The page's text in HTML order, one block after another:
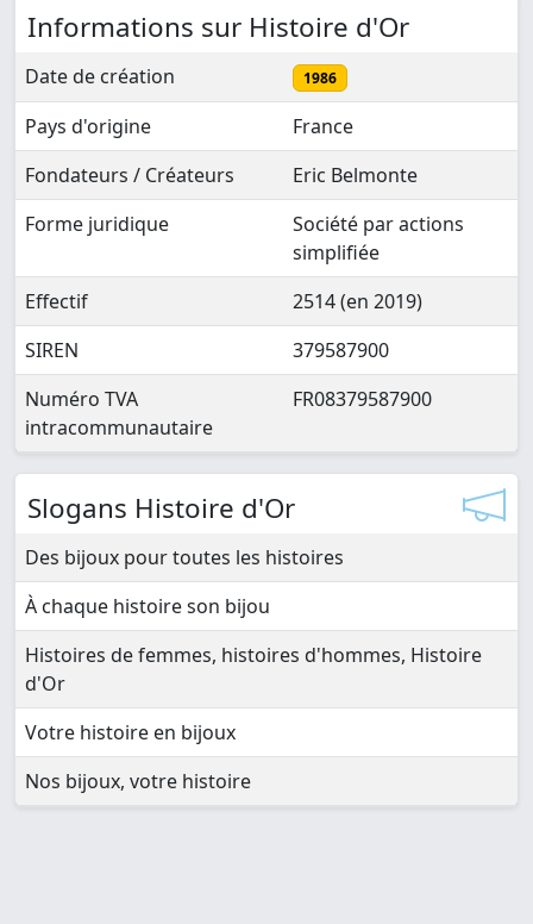
Informations sur Histoire d'Or
Date de création 1986
Pays d'origine
France
Fondateurs / Créateurs
Eric Belmonte
Forme juridique
Société par actions
simplifiée
Effectif
2514 (en 2019)
SIREN
379587900
Numéro TVA
intracommunautaire
FR08379587900
Slogans Histoire d'Or
Des bijoux pour toutes les histoires
À chaque histoire son bijou
Histoires de femmes, histoires d'hommes, Histoire
d'Or
Votre histoire en bijoux
Nos bijoux, votre histoire